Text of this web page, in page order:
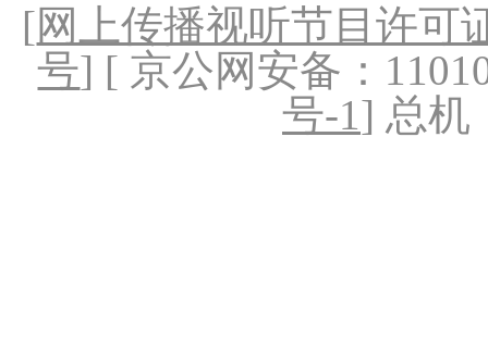
[网上传播视听节目许可
号] [ 京公网安备：
号-1] 总机